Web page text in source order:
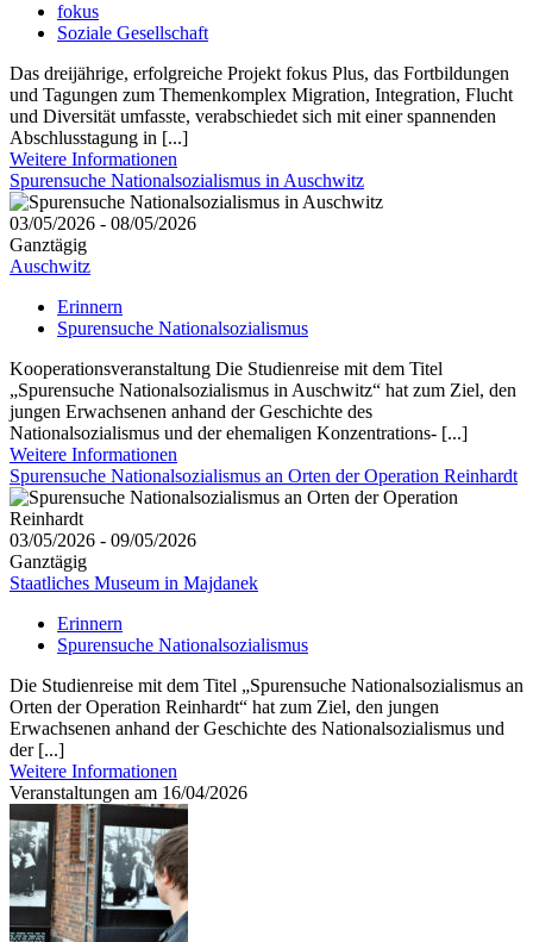
fokus
Soziale Gesellschaft
Das dreijährige, erfolgreiche Projekt fokus Plus, das Fortbildungen
und Tagungen zum Themenkomplex Migration, Integration, Flucht
und Diversität umfasste, verabschiedet sich mit einer spannenden
Abschlusstagung in [...]
Weitere Informationen
Spurensuche Nationalsozialismus in Auschwitz
03/05/2026 - 08/05/2026
Ganztägig
Auschwitz
Erinnern
Spurensuche Nationalsozialismus
Kooperationsveranstaltung Die Studienreise mit dem Titel
„Spurensuche Nationalsozialismus in Auschwitz“ hat zum Ziel, den
jungen Erwachsenen anhand der Geschichte des
Nationalsozialismus und der ehemaligen Konzentrations- [...]
Weitere Informationen
Spurensuche Nationalsozialismus an Orten der Operation Reinhardt
03/05/2026 - 09/05/2026
Ganztägig
Staatliches Museum in Majdanek
Erinnern
Spurensuche Nationalsozialismus
Die Studienreise mit dem Titel „Spurensuche Nationalsozialismus an
Orten der Operation Reinhardt“ hat zum Ziel, den jungen
Erwachsenen anhand der Geschichte des Nationalsozialismus und
der [...]
Weitere Informationen
Veranstaltungen am 16/04/2026